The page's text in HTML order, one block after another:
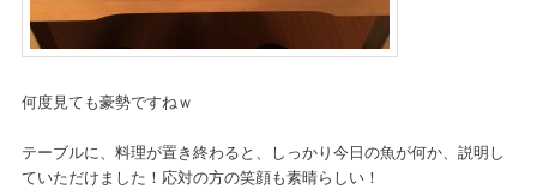
何度見ても豪勢ですねｗ
テーブルに、料理が置き終わると、しっかり今日の魚が何か、説明し
ていただけました！応対の方の笑顔も素晴らしい！